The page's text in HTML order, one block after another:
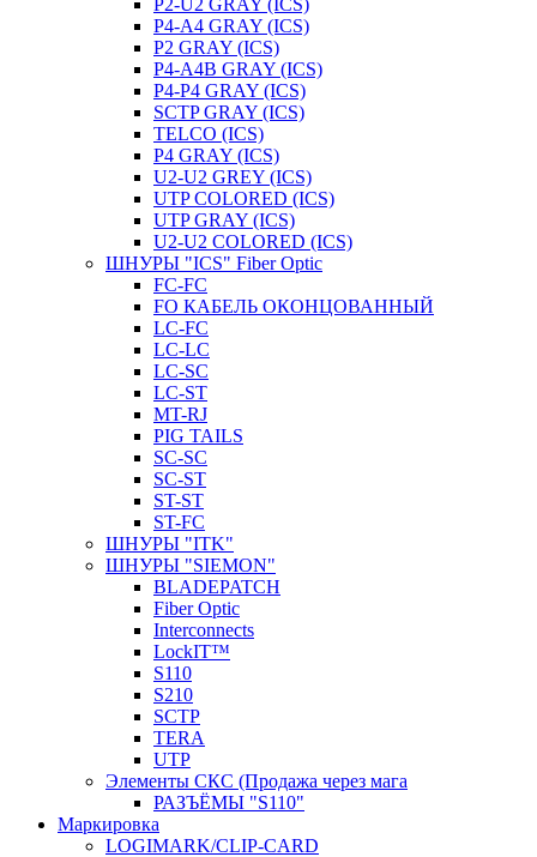
P4-A4 GRAY (ICS)
P2 GRAY (ICS)
P4-A4B GRAY (ICS)
P4-P4 GRAY (ICS)
SCTP GRAY (ICS)
TELCO (ICS)
P4 GRAY (ICS)
U2-U2 GREY (ICS)
UTP COLORED (ICS)
UTP GRAY (ICS)
U2-U2 COLORED (ICS)
ШНУРЫ "ICS" Fiber Optic
FC-FC
FO КАБЕЛЬ ОКОНЦОВАННЫЙ
LC-FC
LC-LC
LC-SC
LС-ST
MT-RJ
PIG TAILS
SC-SC
SC-ST
ST-ST
ST-FC
ШНУРЫ "ITK"
ШНУРЫ "SIEMON"
BLADEPATCH
Fiber Optic
Interconnects
LockIT™
S110
S210
SCTP
TERA
UTP
Элементы СКС (Продажа через мага
РАЗЪЁМЫ "S110"
Маркировка
LOGIMARK/CLIP-CARD